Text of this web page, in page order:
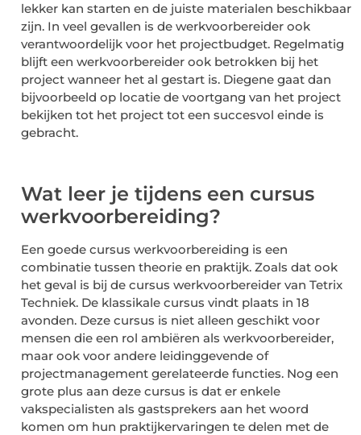
lekker kan starten en de juiste materialen beschikbaar
zijn. In veel gevallen is de werkvoorbereider ook
verantwoordelijk voor het projectbudget. Regelmatig
blijft een werkvoorbereider ook betrokken bij het
project wanneer het al gestart is. Diegene gaat dan
bijvoorbeeld op locatie de voortgang van het project
bekijken tot het project tot een succesvol einde is
gebracht.
Wat leer je tijdens een cursus
werkvoorbereiding?
Een goede cursus werkvoorbereiding is een
combinatie tussen theorie en praktijk. Zoals dat ook
het geval is bij de cursus werkvoorbereider van Tetrix
Techniek. De klassikale cursus vindt plaats in 18
avonden. Deze cursus is niet alleen geschikt voor
mensen die een rol ambiëren als werkvoorbereider,
maar ook voor andere leidinggevende of
projectmanagement gerelateerde functies. Nog een
grote plus aan deze cursus is dat er enkele
vakspecialisten als gastsprekers aan het woord
komen om hun praktijkervaringen te delen met de